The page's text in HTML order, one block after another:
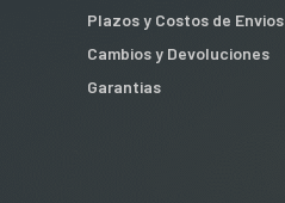
Plazos y Costos de Envios
Cambios y Devoluciones
Garantias